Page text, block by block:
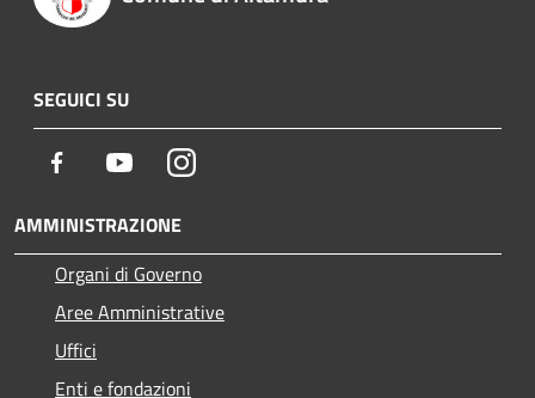
SEGUICI SU
Facebook YoutubeInstagram
AMMINISTRAZIONE
Organi di Governo
Aree Amministrative
Uffici
Enti e fondazioni